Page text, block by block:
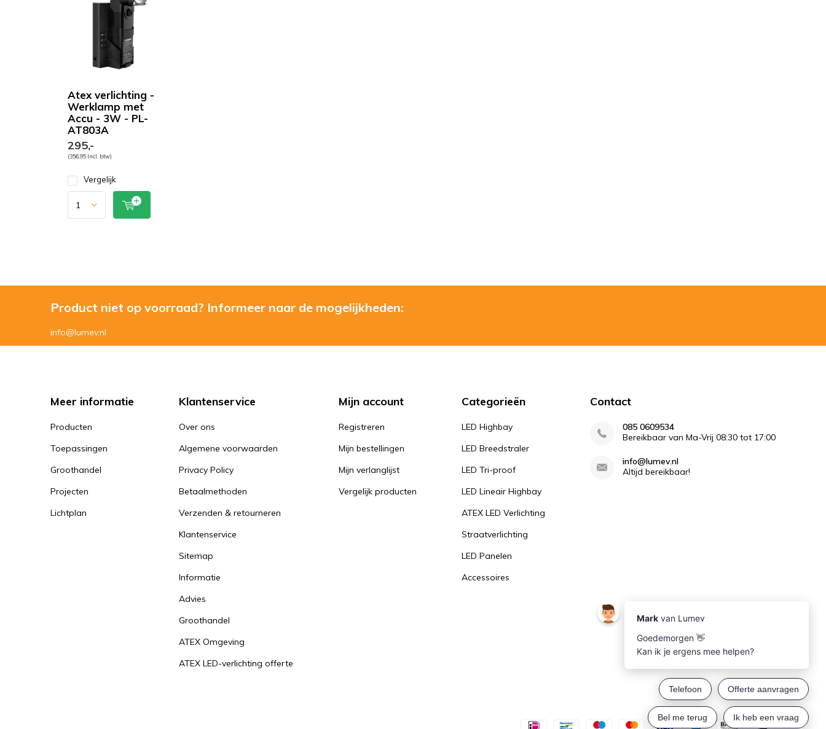
Atex verlichting -
Werklamp met
Accu - 3W - PL-
AT803A
295,-
(356,95 Incl. btw)
Vergelijk
Product niet op voorraad? Informeer naar de mogelijkheden:
info@lumev.nl
Meer informatie
Producten
Toepassingen
Groothandel
Projecten
Lichtplan
Klantenservice
Over ons
Algemene voorwaarden
Privacy Policy
Betaalmethoden
Verzenden & retourneren
Klantenservice
Sitemap
Informatie
Advies
Groothandel
ATEX Omgeving
ATEX LED-verlichting offerte
Mijn account
Registreren
Mijn bestellingen
Mijn verlanglijst
Vergelijk producten
Categorieën
LED Highbay
LED Breedstraler
LED Tri-proof
LED Lineair Highbay
ATEX LED Verlichting
Straatverlichting
LED Panelen
Accessoires
Contact
085 0609534
Bereikbaar van Ma-Vrij 08:30 tot 17:00
info@lumev.nl
Altijd bereikbaar!